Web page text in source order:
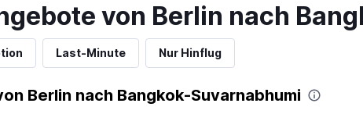
von Berlin nach
Last-Minute Nur Hinflug
Berlin nach Bangkok-Suvarnabhumi